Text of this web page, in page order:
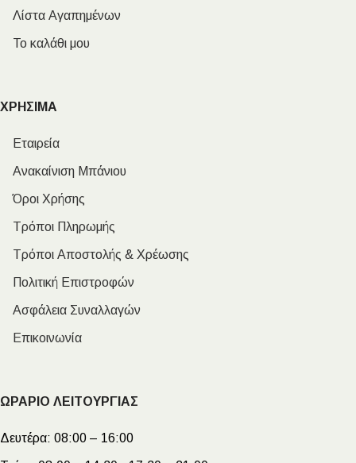
Λίστα Αγαπημένων
Το καλάθι μου
ΧΡΗΣΙΜΑ
Εταιρεία
Ανακαίνιση Μπάνιου
Όροι Χρήσης
Τρόποι Πληρωμής
Τρόποι Αποστολής & Χρέωσης
Πολιτική Επιστροφών
Ασφάλεια Συναλλαγών
Επικοινωνία
ΩΡΑΡΙΟ ΛΕΙΤΟΥΡΓΙΑΣ
Δευτέρα: 08:00 – 16:00